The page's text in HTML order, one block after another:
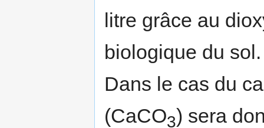
litre grâce au
biologique du sol.
Dans le cas du
(CaCO3) sera